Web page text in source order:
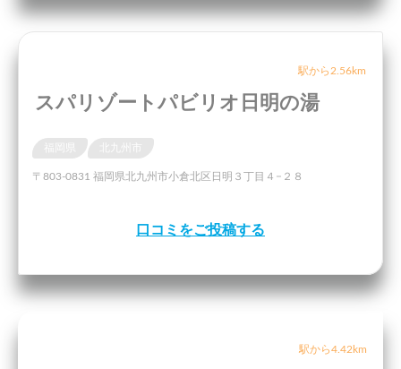
駅から2.56km
スパリゾートパビリオ日明の湯
〒803-0831 福岡県北九州市小倉北区日明３丁目４−２８
口コミをご投稿する
駅から4.42km